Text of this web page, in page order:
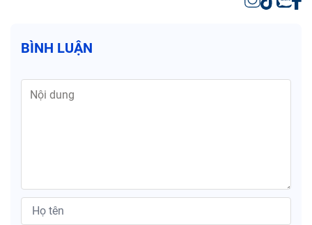
BÌNH LUẬN